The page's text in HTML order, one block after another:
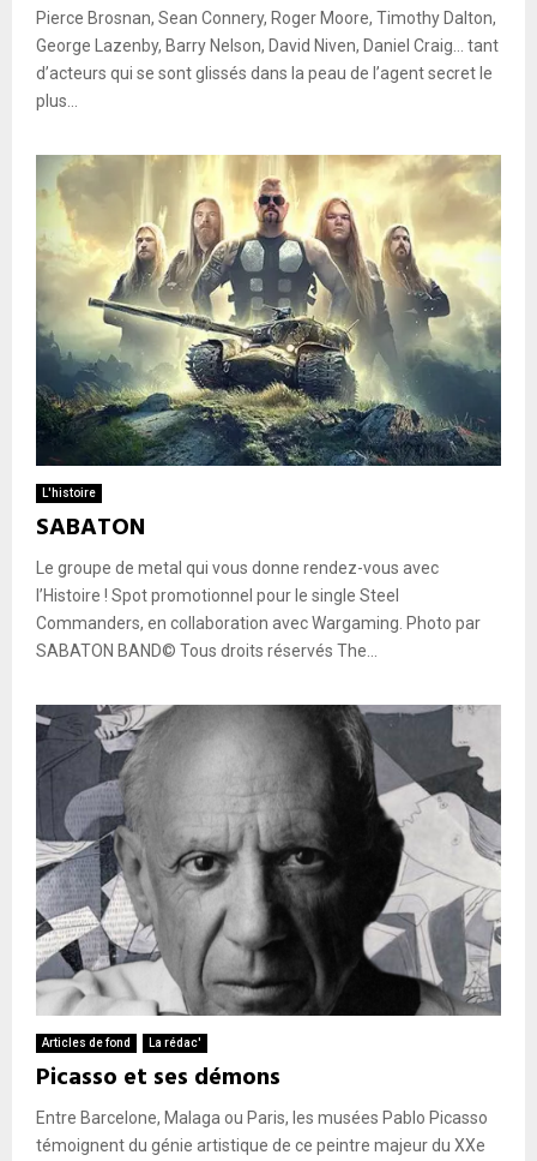
Pierce Brosnan, Sean Connery, Roger Moore, Timothy Dalton,
George Lazenby, Barry Nelson, David Niven, Daniel Craig… tant
d’acteurs qui se sont glissés dans la peau de l’agent secret le
plus...
L'histoire
SABATON
Le groupe de metal qui vous donne rendez-vous avec
l’Histoire ! Spot promotionnel pour le single Steel
Commanders, en collaboration avec Wargaming. Photo par
SABATON BAND© Tous droits réservés The...
Articles de fond La rédac'
Picasso et ses démons
Entre Barcelone, Malaga ou Paris, les musées Pablo Picasso
témoignent du génie artistique de ce peintre majeur du XXe